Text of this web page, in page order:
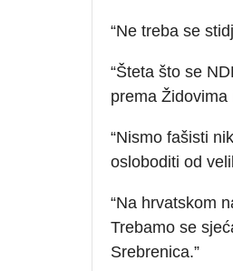
“Ne treba se
“Šteta što se
prema Židovima
“Nismo fašisti
osloboditi od
“Na hrvatskom
Trebamo se
Srebrenica.”